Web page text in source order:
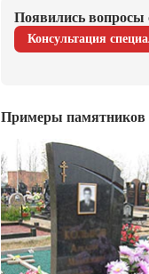
Появились вопросы
Консультация
Примеры памятников